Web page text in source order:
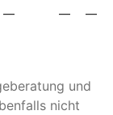
— — —
und
nicht